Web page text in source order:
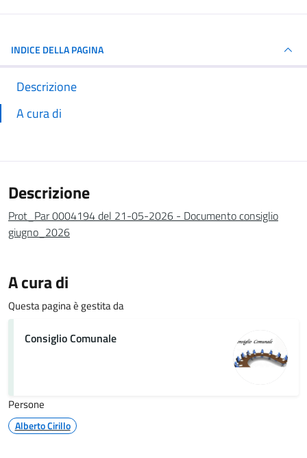
INDICE DELLA PAGINA
Descrizione
A cura di
Descrizione
Prot_Par 0004194 del 21-05-2026 - Documento consiglio
giugno_2026
A cura di
Questa pagina è gestita da
Consiglio Comunale
Persone
Alberto Cirillo